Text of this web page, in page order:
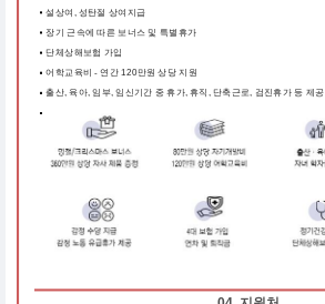
설상여, 성탄절 상여지급
장기 근속에 따른 보너스 및 특별휴가
단체상해보험 가입
어학교육비 - 연간 120만원 상당 지원
출산, 육아, 임부, 임신기간 중 휴가, 휴직, 단축근로, 검진휴가 등 제공